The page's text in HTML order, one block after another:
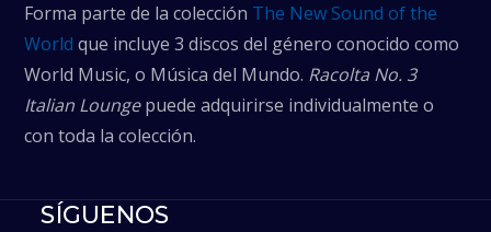
Forma parte de la colección The New Sound of the
World que incluye 3 discos del género conocido como
World Music, o Música del Mundo. Racolta No. 3
Italian Loungepuede adquirirse individualmente o
con toda la colección.
SÍGUENOS